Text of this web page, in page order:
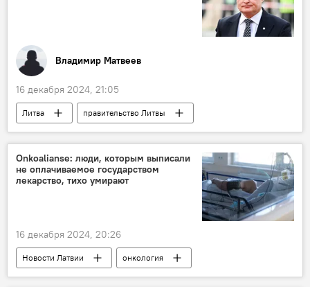
Владимир Матвеев
16 декабря 2024, 21:05
Литва
правительство Литвы
Гитанас Науседа
политика
Украина
Колумнисты
Гинтаутас Палуцкас
Onkoalianse: люди, которым выписали
не оплачиваемое государством
лекарство, тихо умирают
16 декабря 2024, 20:26
Новости Латвии
онкология
лекарства
деньги лечение